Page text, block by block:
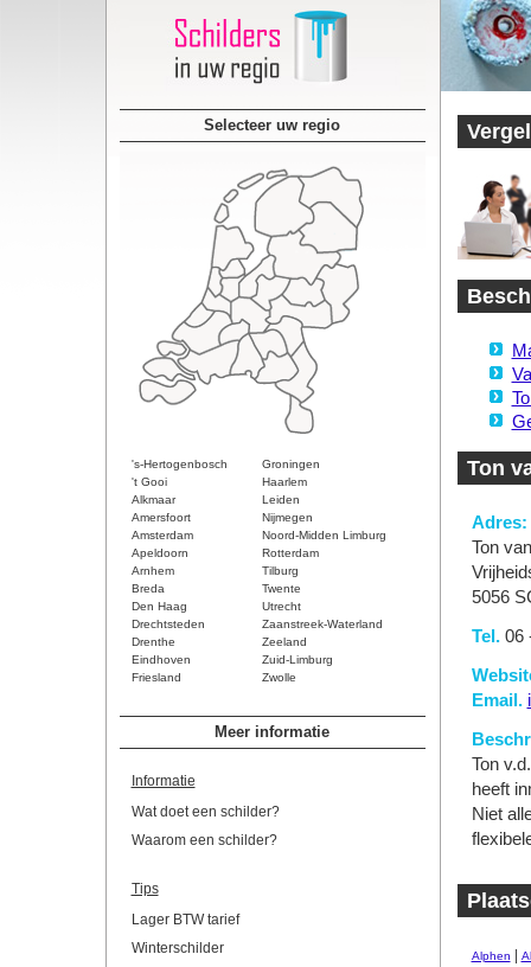
Selecteer uw regio
's-Hertogenbosch
Groningen
't Gooi
Haarlem
Alkmaar
Leiden
Amersfoort
Nijmegen
Amsterdam
Noord-Midden Limburg
Apeldoorn
Rotterdam
Arnhem
Tilburg
Breda
Twente
Den Haag
Utrecht
Drechtsteden
Zaanstreek-Waterland
Drenthe
Zeeland
Eindhoven
Zuid-Limburg
Friesland
Zwolle
Meer informatie
Informatie
Wat doet een schilder?
Waarom een schilder?
Tips
Lager BTW tarief
Winterschilder
Ton
Adres:
Ton
5056
Tel.06
Email.
Ton
heeft
Niet
Alphen